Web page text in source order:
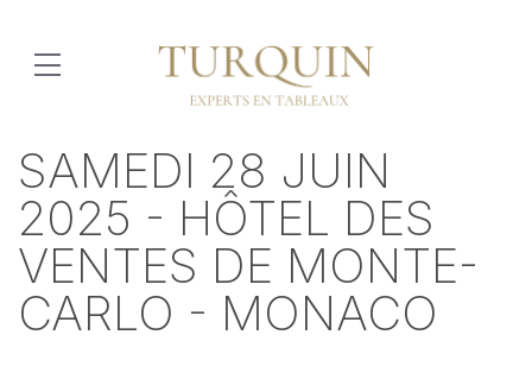
SAMEDI 28 JUIN
2025 - HÔTEL DES
VENTES DE MONTE-
CARLO - MONACO